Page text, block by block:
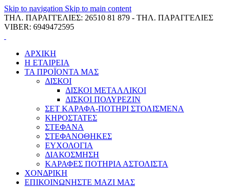
Skip to navigation Skip to main content
ΤΗΛ. ΠΑΡΑΓΓΕΛΙΕΣ: 26510 81 879 - ΤΗΛ. ΠΑΡΑΓΓΕΛΙΕΣ
VIBER: 6949472595
ΑΡΧΙΚΗ
Η ΕΤΑΙΡΕΙΑ
ΤΑ ΠΡΟΪΟΝΤΑ ΜΑΣ
ΔΙΣΚΟΙ
ΔΙΣΚΟΙ ΜΕΤΑΛΛΙΚΟΙ
ΔΙΣΚΟΙ ΠΟΛΥΡΕΖΙΝ
ΣΕΤ ΚΑΡΑΦΑ-ΠΟΤΗΡΙ ΣΤΟΛΙΣΜΕΝΑ
ΚΗΡΟΣΤΑΤΕΣ
ΣΤΕΦΑΝΑ
ΣΤΕΦΑΝΟΘΗΚΕΣ
ΕΥΧΟΛΟΓΙΑ
ΔΙΑΚΟΣΜΗΣΗ
ΚΑΡΑΦΕΣ ΠΟΤΗΡΙΑ ΑΣΤΟΛΙΣΤΑ
ΧΟΝΔΡΙΚΗ
ΕΠΙΚΟΙΝΩΝΗΣΤΕ ΜΑΖΙ ΜΑΣ